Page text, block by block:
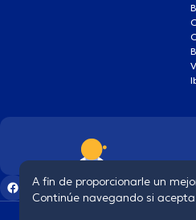
A fin de proporcionarle un
Continúe navegando si